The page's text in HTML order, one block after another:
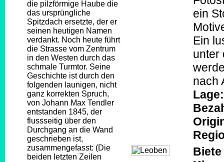
die pilzförmige Haube die
das ursprüngliche
Spitzdach ersetzte, der er
seinen heutigen Namen
verdankt. Noch heute führt
die Strasse vom Zentrum
in den Westen durch das
schmale Turmtor. Seine
Geschichte ist durch den
folgenden launigen, nicht
ganz korrekten Spruch,
von Johann Max Tendler
entstanden 1845, der
flussseitig über den
Durchgang an die Wand
geschrieben ist,
zusammengefasst: (Die
beiden letzten Zeilen
ein
Ein
unter
nach
Lage: